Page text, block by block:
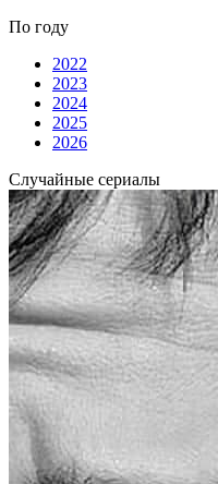
По году
2022
2023
2024
2025
2026
Случайные сериалы